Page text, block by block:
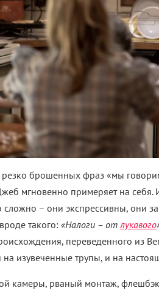
брошенных фраз «мы
мгновенно примеряет на себя.
сложно – они экспрессивны, они
такого: «Налоги – отлукавого
переведенного из
на изувеченные трупы, и на
камеры, рваный монтаж,